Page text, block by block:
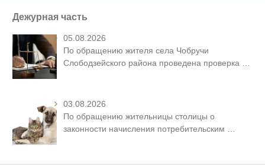
Дежурная часть
05.08.2026
По обращению жителя села Чобручи
Слободзейского района проведена проверка
03.08.2026
По обращению жительницы столицы о
законности начисления потребительским